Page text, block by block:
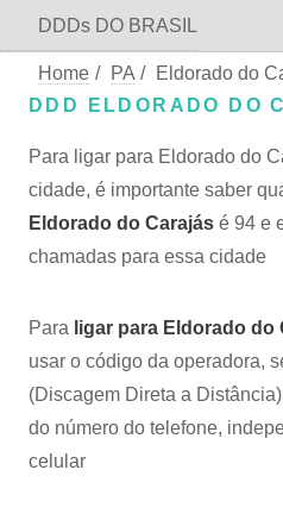
DDDs DO BRASIL
Home / PA /
Eldorado do
DDD ELDORADO DO
Para ligar para Eldorado do
cidade, é importante saber
Eldorado do Carajás é 94 e
chamadas para essa cidade
Para ligar para Eldorado do
usar o código da operadora,
(Discagem Direta a
do número do telefone,
celular